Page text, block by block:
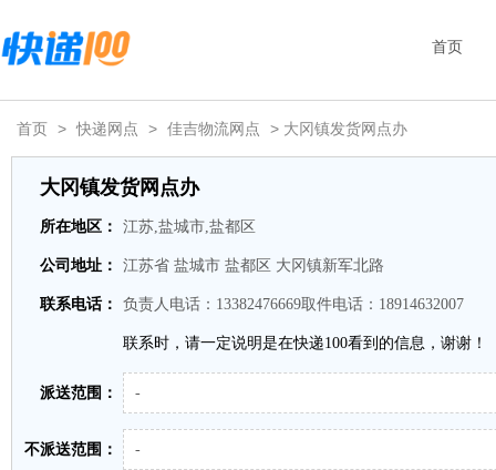
首页
首页 > 快递网点 > 佳吉物流网点 > 大冈镇发货网点办
大冈镇发货网点办
所在地区： 江苏,盐城市,盐都区
公司地址： 江苏省 盐城市 盐都区 大冈镇新军北路
联系电话： 负责人电话：13382476669取件电话：18914632007
联系时，请一定说明是在快递100看到的信息，谢谢！
派送范围： -
不派送范围： -